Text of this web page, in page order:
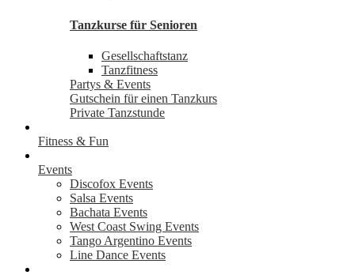
Tanzkurse für Senioren
Gesellschaftstanz
Tanzfitness
Partys & Events
Gutschein für einen Tanzkurs
Private Tanzstunde
Fitness & Fun
Events
Discofox Events
Salsa Events
Bachata Events
West Coast Swing Events
Tango Argentino Events
Line Dance Events